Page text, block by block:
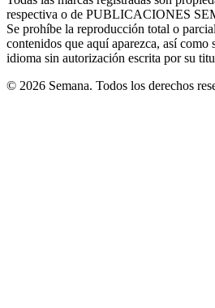
window
respectiva o de PUBLICACIONES
Se prohíbe la reproducción total o
contenidos que aquí aparezca, así como
idioma sin autorización escrita por su
© 2026 Semana. Todos los derechos